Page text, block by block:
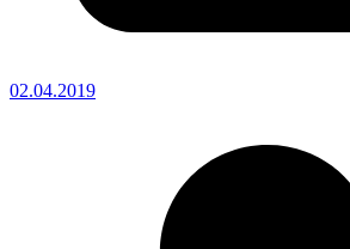
02.04.2019